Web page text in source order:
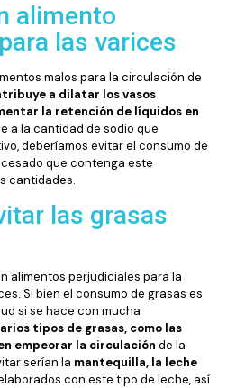
alimento
las varices
malos para la circulación de
a dilatar los vasos
la retención de líquidos en
a la cantidad de sodio que
deberíamos evitar el consumo de
que contenga este
cantidades.
las grasas
alimentos perjudiciales para la
Si bien el consumo de grasas es
si se hace con mucha
tipos de grasas, como las
empeorar la circulación de la
serían la mantequilla, la leche
con este tipo de leche, así